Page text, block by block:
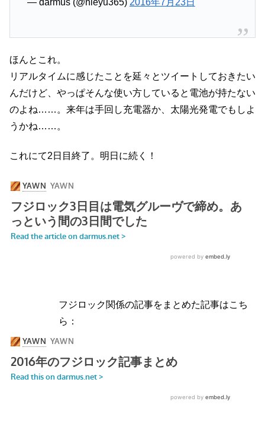
— darmus (@nieyu365) 2016年7月23日
ほんとこれ。
リアルタイムに感じたことを延々とツイートしておきたい
んだけど、やっぱそんな使い方していると電池が持たない
のよね……。来年は手回し充電器か、太陽光発電でもしよ
うかね……。
これにて2日目終了。明日に続く！
フジロック関係の記事をまとめた記事はこち
ら：